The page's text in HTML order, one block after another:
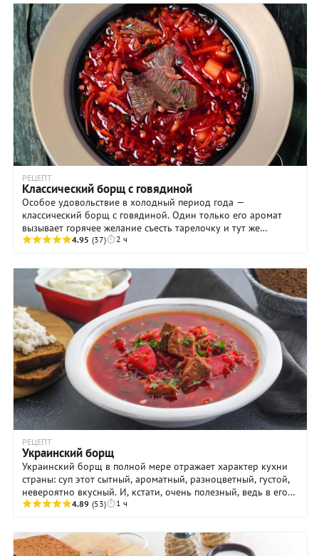
РЕЦЕПТ
Классический борщ с говядиной
Особое удовольствие в холодный период года —
классический борщ с говядиной. Один только его аромат
вызывает горячее желание съесть тарелочку и тут же
попросить вторую! Поэтому готовить это блюдо стоит ...
4.95 (37) 2 ч
РЕЦЕПТ
Украинский борщ
Украинский борщ в полной мере отражает характер кухни
страны: суп этот сытный, ароматный, разноцветный, густой,
невероятно вкусный. И, кстати, очень полезный, ведь в его
состав входит большое ...
4.89 (53) 1 ч